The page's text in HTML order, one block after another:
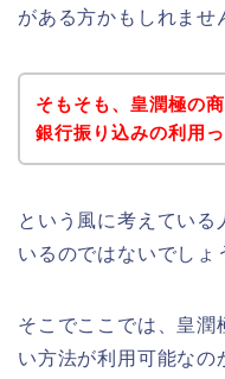
がある方かもしれませ
そもそも、皇潤極の
銀行振り込みの利用
という風に考えている
いるのではないでしょ
そこでここでは、皇潤
い方法が利用可能なの